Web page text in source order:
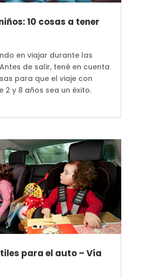
10 cosas a tener
en viajar durante las
de salir, tené en cuenta
para que el viaje con
2 y 8 años sea un éxito.
para el auto – Vía